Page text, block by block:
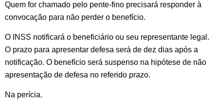
Quem for chamado pelo pente-fino precisará responder à
convocação para não perder o benefício.
O INSS notificará o beneficiário ou seu representante legal.
O prazo para apresentar defesa será de dez dias após a
notificação. O benefício será suspenso na hipótese de não
apresentação de defesa no referido prazo.
Na perícia.